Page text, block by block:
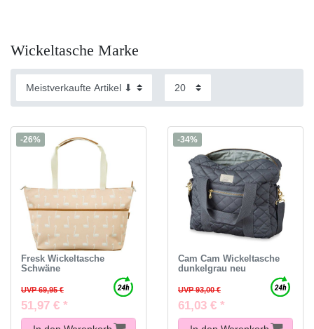
Wickeltasche Marke
-26%
Fresk Wickeltasche
Schwäne
UVP 69,95 €
51,97 € *
-34%
Cam Cam Wickeltasche
dunkelgrau neu
UVP 93,00 €
61,03 € *